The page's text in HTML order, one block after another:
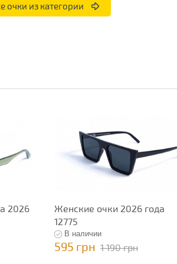
очки из категории
2026
Женские очки 2026 года
12775
В наличии
595 грн 1 190 грн